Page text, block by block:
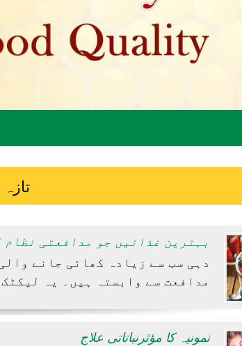
بہترین غذائیں جو مدافعتی نظام
دہی سب سے زیادہ کھائی جانے
مدافعت سے وابستہ ہیں۔ یہ
نمونیہ کا مؤثرنباتاتی علاج